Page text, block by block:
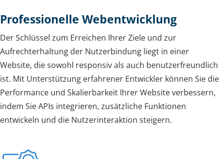
Professionelle Webentwicklung
Der Schlüssel zum Erreichen Ihrer Ziele und zur
Aufrechterhaltung der Nutzerbindung liegt in einer
Website, die sowohl responsiv als auch benutzerfreundlich
ist. Mit Unterstützung erfahrener Entwickler können Sie die
Performance und Skalierbarkeit Ihrer Website verbessern,
indem Sie APIs integrieren, zusätzliche Funktionen
entwickeln und die Nutzerinteraktion steigern.